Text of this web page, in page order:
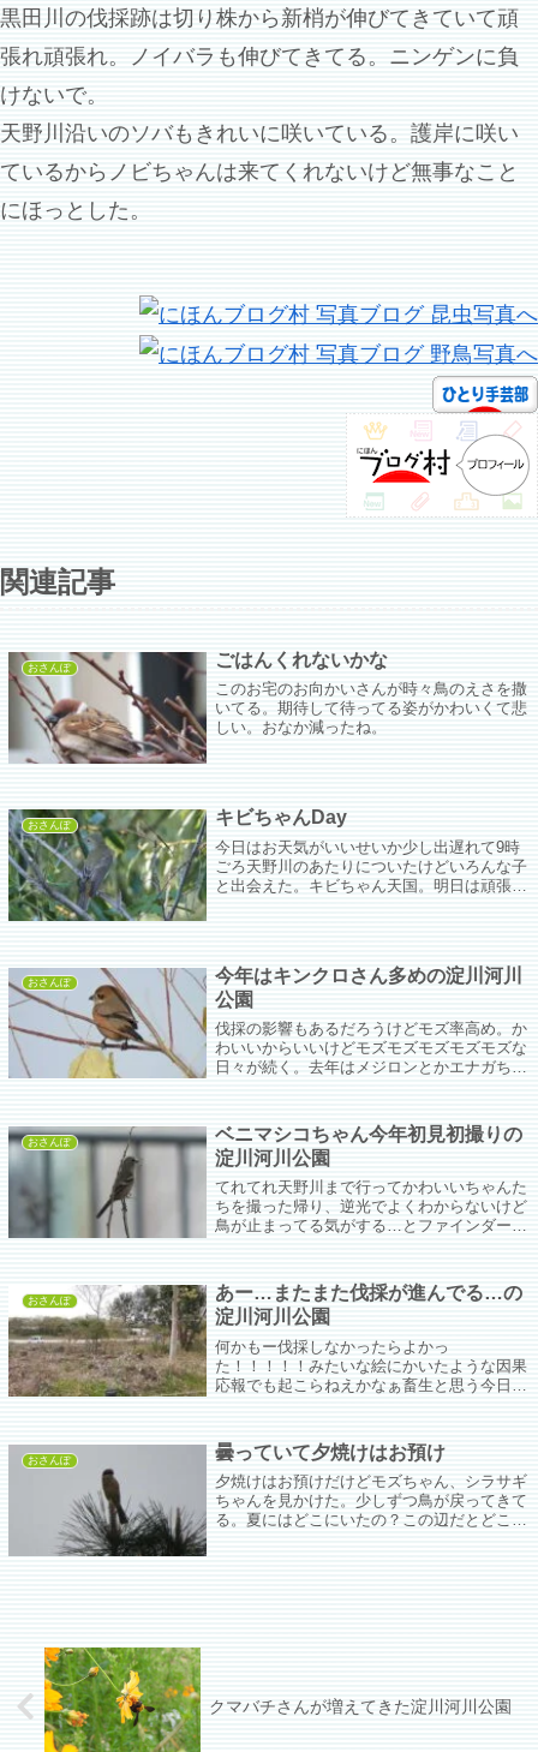
黒田川の伐採跡は切り株から新梢が伸びてきていて頑
張れ頑張れ。ノイバラも伸びてきてる。ニンゲンに負
けないで。
天野川沿いのソバもきれいに咲いている。護岸に咲い
ているからノビちゃんは来てくれないけど無事なこと
にほっとした。
関連記事
おさんぽ ごはんくれないかな
このお宅のお向かいさんが時々鳥のえさを撒
いてる。期待して待ってる姿がかわいくて悲
しい。おなか減ったね。
おさんぽ キビちゃんDay
今日はお天気がいいせいか少し出遅れて9時
ごろ天野川のあたりについたけどいろんな子
と出会えた。キビちゃん天国。明日は頑張っ
おさんぽ
今年はキンクロさん多めの淀川河川
公園
伐採の影響もあるだろうけどモズ率高め。か
わいいからいいけどモズモズモズモズモズな
日々が続く。去年はメジロンとかエナガちゃ
おさんぽ
ベニマシコちゃん今年初見初撮りの
淀川河川公園
てれてれ天野川まで行ってかわいいちゃんた
ちを撮った帰り、逆光でよくわからないけど
鳥が止まってる気がする…とファインダーを
おさんぽ
あー…またまた伐採が進んでる…の
淀川河川公園
何かもー伐採しなかったらよかっ
た！！！！！みたいな絵にかいたような因果
応報でも起こらねえかなぁ畜生と思う今日こ
おさんぽ 曇っていて夕焼けはお預け
夕焼けはお預けだけどモズちゃん、シラサギ
ちゃんを見かけた。少しずつ鳥が戻ってきて
る。夏にはどこにいたの？この辺だとどこに
クマバチさんが増えてきた淀川河川公園